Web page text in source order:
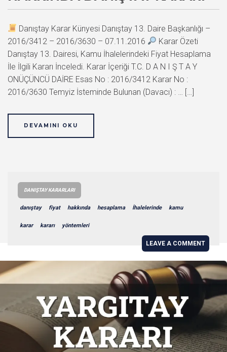
Danıştay Karar Künyesi Danıştay 13. Daire Başkanlığı –
2016/3412 – 2016/3630 – 07.11.2016
Karar Özeti
Danıştay 13. Dairesi, Kamu İhalelerindeki Fiyat Hesaplama
İle İlgili Kararı İnceledi. Karar İçeriği T.C. D A N I Ş T A Y
ONÜÇÜNCÜ DAİRE Esas No : 2016/3412 Karar No :
2016/3630 Temyiz İsteminde Bulunan (Davacı) : … […]
DEVAMINI OKU
DANIŞTAY KARARLARI
danıştay fiyat hakkında hesaplama İhalelerinde kamu
karar kararı yöntemleri
LEAVE A COMMENT